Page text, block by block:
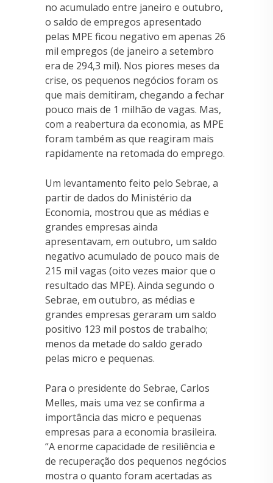
no acumulado entre janeiro e outubro,
o saldo de empregos apresentado
pelas MPE ficou negativo em apenas 26
mil empregos (de janeiro a setembro
era de 294,3 mil). Nos piores meses da
crise, os pequenos negócios foram os
que mais demitiram, chegando a fechar
pouco mais de 1 milhão de vagas. Mas,
com a reabertura da economia, as MPE
foram também as que reagiram mais
rapidamente na retomada do emprego.
Um levantamento feito pelo Sebrae, a
partir de dados do Ministério da
Economia, mostrou que as médias e
grandes empresas ainda
apresentavam, em outubro, um saldo
negativo acumulado de pouco mais de
215 mil vagas (oito vezes maior que o
resultado das MPE). Ainda segundo o
Sebrae, em outubro, as médias e
grandes empresas geraram um saldo
positivo 123 mil postos de trabalho;
menos da metade do saldo gerado
pelas micro e pequenas.
Para o presidente do Sebrae, Carlos
Melles, mais uma vez se confirma a
importância das micro e pequenas
empresas para a economia brasileira.
“A enorme capacidade de resiliência e
de recuperação dos pequenos negócios
mostra o quanto foram acertadas as